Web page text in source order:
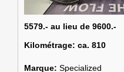
5579.- au lieu de 9600.-
Kilométrage: ca. 810
Marque: Specialized